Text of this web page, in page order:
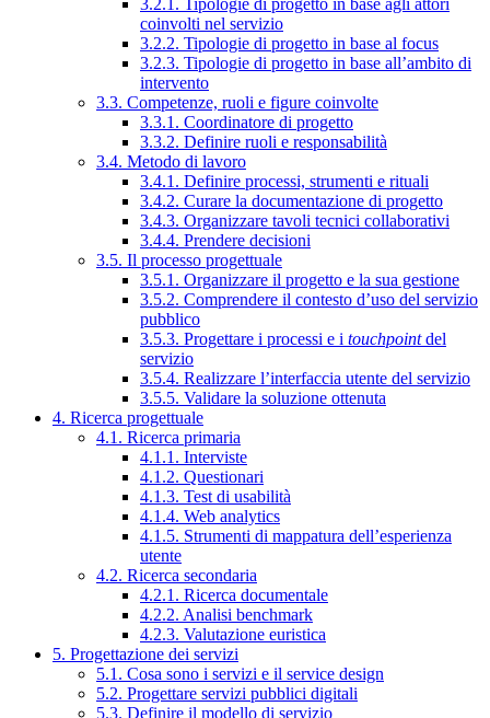
3.2.1. Tipologie di progetto in base agli attori
coinvolti nel servizio
3.2.2. Tipologie di progetto in base al focus
3.2.3. Tipologie di progetto in base all’ambito di
intervento
3.3. Competenze, ruoli e figure coinvolte
3.3.1. Coordinatore di progetto
3.3.2. Definire ruoli e responsabilità
3.4. Metodo di lavoro
3.4.1. Definire processi, strumenti e rituali
3.4.2. Curare la documentazione di progetto
3.4.3. Organizzare tavoli tecnici collaborativi
3.4.4. Prendere decisioni
3.5. Il processo progettuale
3.5.1. Organizzare il progetto e la sua gestione
3.5.2. Comprendere il contesto d’uso del servizio
pubblico
3.5.3. Progettare i processi e i touchpointdel
servizio
3.5.4. Realizzare l’interfaccia utente del servizio
3.5.5. Validare la soluzione ottenuta
4. Ricerca progettuale
4.1. Ricerca primaria
4.1.1. Interviste
4.1.2. Questionari
4.1.3. Test di usabilità
4.1.4. Web analytics
4.1.5. Strumenti di mappatura dell’esperienza
utente
4.2. Ricerca secondaria
4.2.1. Ricerca documentale
4.2.2. Analisi benchmark
4.2.3. Valutazione euristica
5. Progettazione dei servizi
5.1. Cosa sono i servizi e il service design
5.2. Progettare servizi pubblici digitali
5.3. Definire il modello di servizio